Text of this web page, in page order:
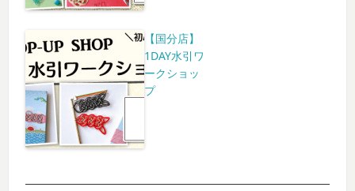
【国分店】
1DAY水引ワ
ークショッ
プ